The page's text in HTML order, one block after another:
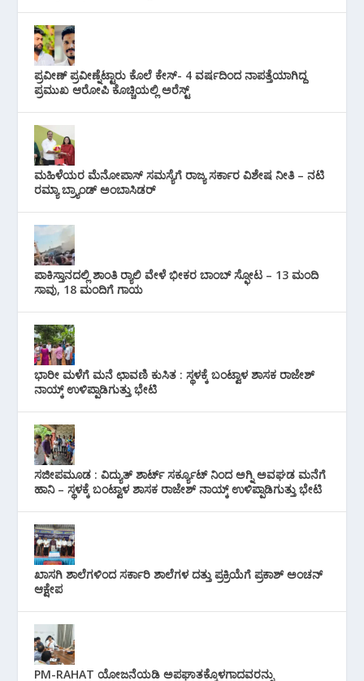
ಪ್ರವೀಣ್ ಪ್ರವೀಣ್ನೆಟ್ಟಾರು ಕೊಲೆ ಕೇಸ್‌- 4 ವರ್ಷದಿಂದ ನಾಪತ್ತೆಯಾಗಿದ್ದ
ಪ್ರಮುಖ ಆರೋಪಿ ಕೊಚ್ಚಿಯಲ್ಲಿ ಅರೆಸ್ಟ್‌
ಮಹಿಳೆಯರ ಮೆನೋಪಾಸ್ ಸಮಸ್ಯೆಗೆ ರಾಜ್ಯ ಸರ್ಕಾರ ವಿಶೇಷ ನೀತಿ – ನಟಿ
ರಮ್ಯಾ ಬ್ರ್ಯಾಂಡ್ ಅಂಬಾಸಿಡರ್
ಪಾಕಿಸ್ತಾನದಲ್ಲಿ ಶಾಂತಿ ರ‍್ಯಾಲಿ ವೇಳೆ ಭೀಕರ ಬಾಂಬ್ ಸ್ಫೋಟ – 13 ಮಂದಿ
ಸಾವು, 18 ಮಂದಿಗೆ ಗಾಯ
ಭಾರೀ ಮಳೆಗೆ ಮನೆ ಛಾವಣಿ ಕುಸಿತ : ಸ್ಥಳಕ್ಕೆ ಬಂಟ್ವಾಳ ಶಾಸಕ ರಾಜೇಶ್
ನಾಯ್ಕ್ ಉಳಿಪ್ಪಾಡಿಗುತ್ತು ಭೇಟಿ
ಸಜೀಪಮೂಡ : ವಿದ್ಯುತ್ ಶಾರ್ಟ್ ಸರ್ಕ್ಯೂಟ್‌ ನಿಂದ ಅಗ್ನಿ ಅವಘಡ ಮನೆಗೆ
ಹಾನಿ – ಸ್ಥಳಕ್ಕೆ ಬಂಟ್ವಾಳ ಶಾಸಕ ರಾಜೇಶ್ ನಾಯ್ಕ್ ಉಳಿಪ್ಪಾಡಿಗುತ್ತು ಭೇಟಿ
ಖಾಸಗಿ ಶಾಲೆಗಳಿಂದ ಸರ್ಕಾರಿ ಶಾಲೆಗಳ ದತ್ತು ಪ್ರಕ್ರಿಯೆಗೆ ಪ್ರಕಾಶ್ ಅಂಚನ್
ಆಕ್ಷೇಪ
PM-RAHAT ಯೋಜನೆಯಡಿ ಅಪಘಾತಕ್ಕೊಳಗಾದವರನ್ನು